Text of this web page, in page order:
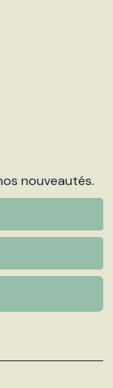
nouveautés.